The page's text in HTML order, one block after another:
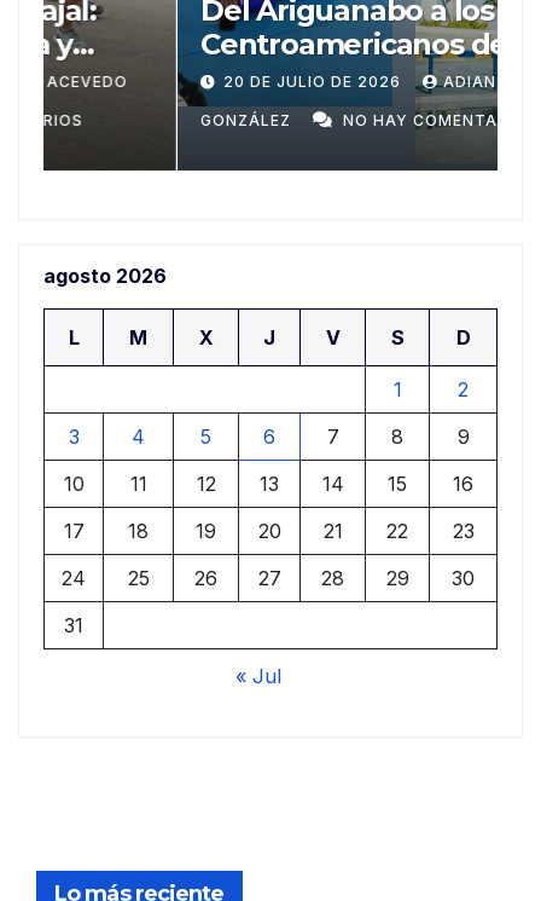
Del Ariguanabo a los
Centroamericanos de Santo
Domingo
20 DE JULIO DE 2026 ADIAN ACEVEDO
GONZÁLEZ NO HAY COMENTARIOS
agosto 2026
L M X J V S D
1
2
3
4 5 6 7 8
9
10
11 12 13 14 15
16
17
18 19 20 21 22
23
24
25 26 27 28 29
30
31
« Jul
Lo más reciente